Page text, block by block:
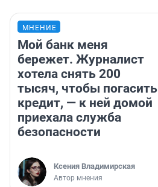
МНЕНИЕ
Мой банк меня
бережет. Журналист
хотела снять 200
тысяч, чтобы погасить
кредит, — к ней домой
приехала служба
безопасности
Ксения Владимирская
Автор мнения